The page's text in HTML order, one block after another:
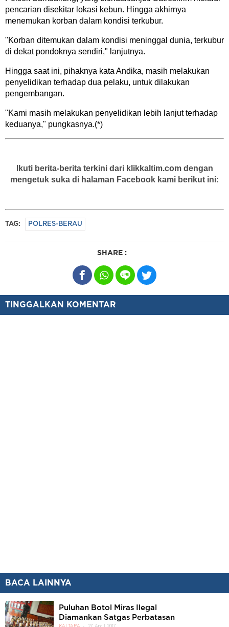
pencarian disekitar lokasi kebun. Hingga akhirnya
menemukan korban dalam kondisi terkubur.
"Korban ditemukan dalam kondisi meninggal dunia, terkubur
di dekat pondoknya sendiri," lanjutnya.
Hingga saat ini, pihaknya kata Andika, masih melakukan
penyelidikan terhadap dua pelaku, untuk dilakukan
pengembangan.
"Kami masih melakukan penyelidikan lebih lanjut terhadap
keduanya," pungkasnya.(*)
Ikuti berita-berita terkini dari klikkaltim.com dengan
mengetuk suka di halaman Facebook kami berikut ini:
TAG: POLRES-BERAU
SHARE :
TINGGALKAN KOMENTAR
BACA LAINNYA
Puluhan Botol Miras Ilegal
Diamankan Satgas Perbatasan